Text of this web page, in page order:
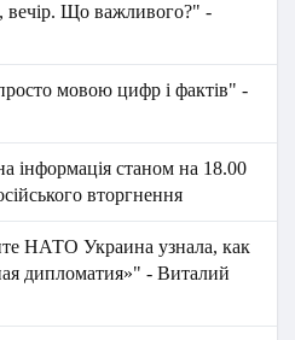
вечір. Що важливого?" -
мовою цифр і фактів" -
інформація станом на 18.00
вторгнення
НАТО Украина узнала, как
дипломатия»" - Виталий